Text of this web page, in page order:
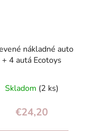
nákladné auto
+ 4 autá Ecotoys
Skladom (2 ks)
€24,20